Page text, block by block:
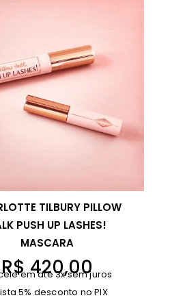
TILBURY PILLOW
PUSH UP LASHES!
MASCARA
R$420,00
em até 3x sem juros
5% desconto no PIX